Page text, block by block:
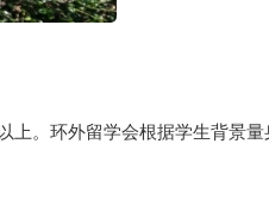
。环外留学会根据学生背景